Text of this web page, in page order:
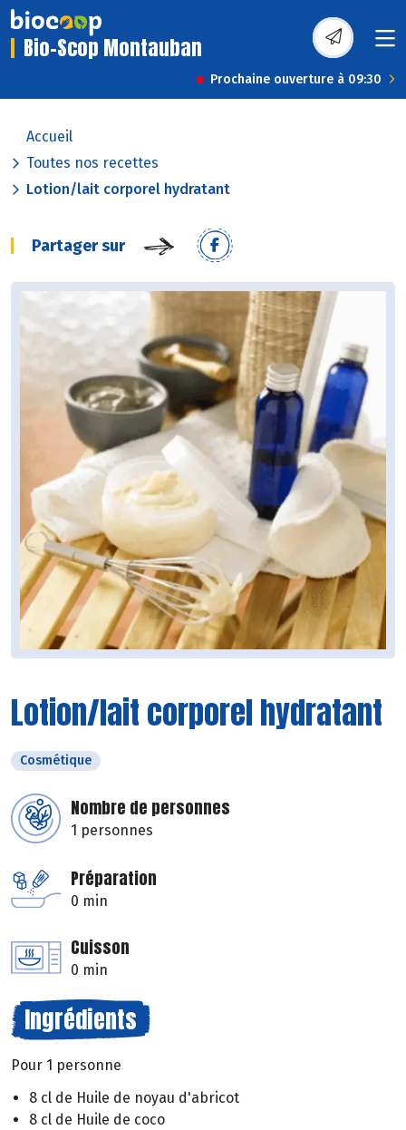
Bio-Scop Montauban
Prochaine ouverture à 09:30
Accueil
Toutes nos recettes
Lotion/lait corporel hydratant
Partager sur
Lotion/lait corporel hydratant
Cosmétique
Nombre de personnes
1 personnes
Préparation
0 min
Cuisson
0 min
Ingrédients
Pour 1 personne
8 cl de Huile de noyau d'abricot
8 cl de Huile de coco